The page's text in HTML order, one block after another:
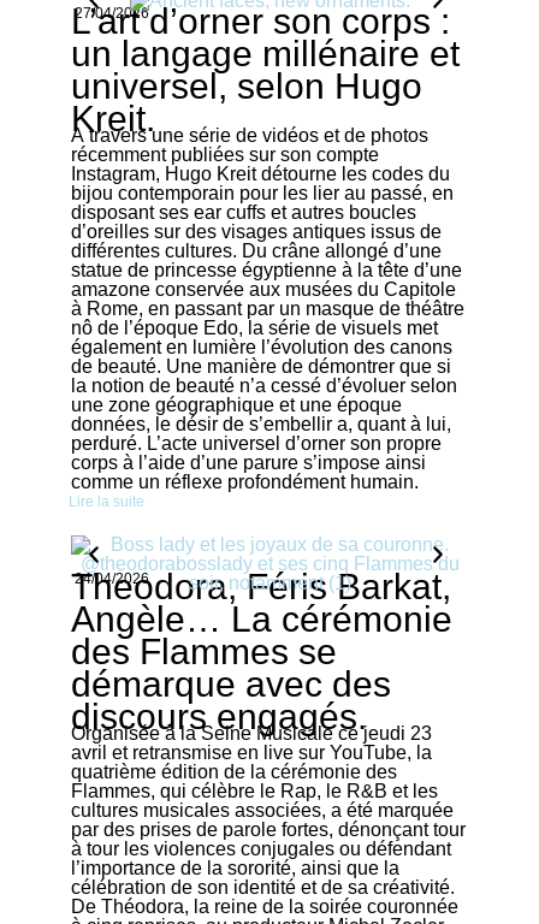
27/04/2026
L’art d’orner son corps :
un langage millénaire et
universel, selon Hugo
Kreit.
À travers une série de vidéos et de photos
récemment publiées sur son compte
Instagram, Hugo Kreit détourne les codes du
bijou contemporain pour les lier au passé, en
disposant ses ear cuffs et autres boucles
d’oreilles sur des visages antiques issus de
différentes cultures. Du crâne allongé d’une
statue de princesse égyptienne à la tête d’une
amazone conservée aux musées du Capitole
à Rome, en passant par un masque de théâtre
nô de l’époque Edo, la série de visuels met
également en lumière l’évolution des canons
de beauté. Une manière de démontrer que si
la notion de beauté n’a cessé d’évoluer selon
une zone géographique et une époque
données, le désir de s’embellir a, quant à lui,
perduré. L’acte universel d’orner son propre
corps à l’aide d’une parure s’impose ainsi
comme un réflexe profondément humain.
Lire la suite
24/04/2026
Theodora, Féris Barkat,
Angèle… La cérémonie
des Flammes se
démarque avec des
discours engagés.
Organisée à la Seine Musicale ce jeudi 23
avril et retransmise en live sur YouTube, la
quatrième édition de la cérémonie des
Flammes, qui célèbre le Rap, le R&B et les
cultures musicales associées, a été marquée
par des prises de parole fortes, dénonçant tour
à tour les violences conjugales ou défendant
l’importance de la sororité, ainsi que la
célébration de son identité et de sa créativité.
De Théodora, la reine de la soirée couronnée